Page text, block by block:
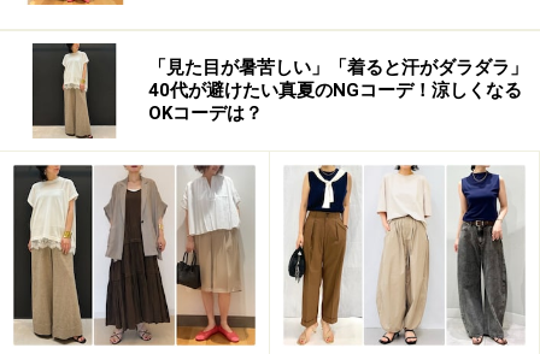
レディースに比べ大幅に肩の位置が下がることはなく、身幅
もレディースに比べ広がりすぎていません
肩の位置が高いので袖が長い
「見た目が暑苦しい」「着ると汗がダラダラ」
40代が避けたい真夏のNGコーデ！涼しくなる
OKコーデは？